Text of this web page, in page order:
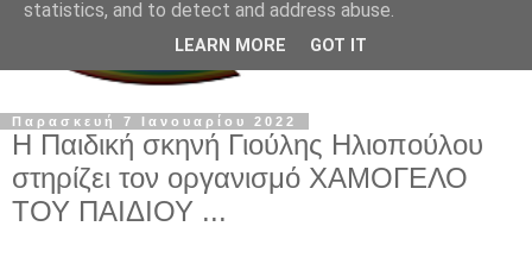
Παρασκευή 7 Ιανουαρίου 2022
Η Παιδική σκηνή Γιούλης Ηλιοπούλου
στηρίζει τον οργανισμό ΧΑΜΟΓΕΛΟ
ΤΟΥ ΠΑΙΔΙΟΥ ...
statistics, and to detect and address abuse.
LEARN MORE GOT IT